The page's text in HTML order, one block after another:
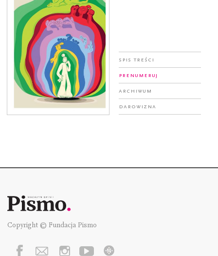
Spis treści
Prenumeruj
Archiwum
Darowizna
Copyright © Fundacja Pismo